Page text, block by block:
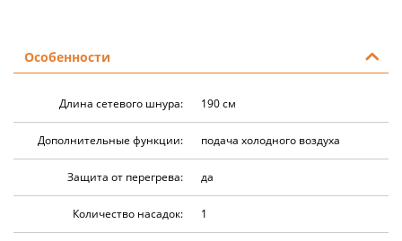
Особенности
Длина сетевого шнура: 190 см
Дополнительные функции: подача холодного воздуха
Защита от перегрева: да
Количество насадок: 1